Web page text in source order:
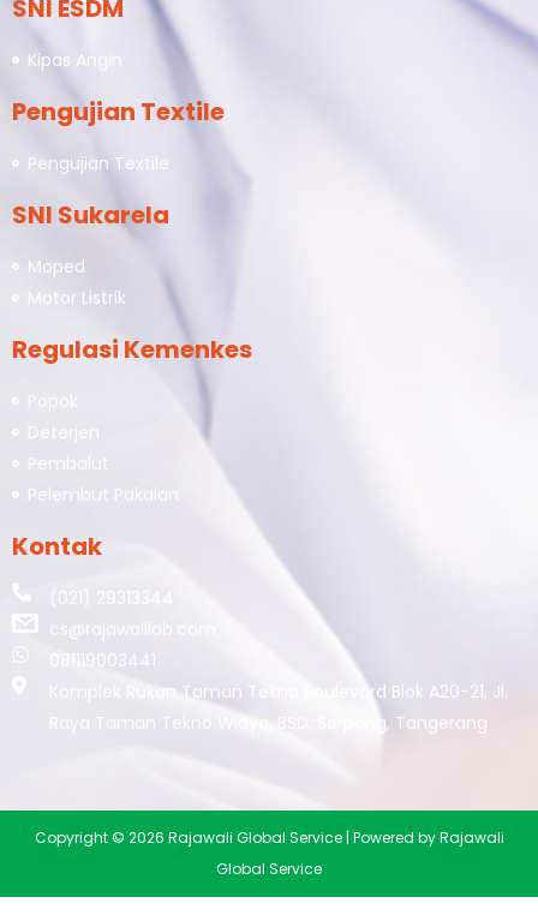
SNI ESDM
Kipas Angin
Pengujian Textile
Pengujian Textile
SNI Sukarela
Moped
Motor Listrik
Regulasi Kemenkes
Popok
Deterjen
Pembalut
Pelembut Pakaian
Kontak
(021) 29313344
cs@rajawalilab.com
081119003441
Komplek Rukan Taman Tekno Boulevard Blok A20-21, Jl.
Raya Taman Tekno Widya, BSD, Serpong, Tangerang
Copyright © 2026 Rajawali Global Service | Powered by Rajawali
Global Service